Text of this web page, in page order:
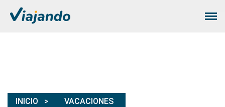
INICIO VACACIONES